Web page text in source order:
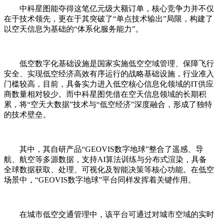
中科星图能夺得这笔亿元级大额订单，核心竞争力并不仅
在于技术领先，更在于其突破了“单点技术输出”局限，构建了
以空天信息为基础的“体系化服务能力”。
低空数字化基础设施是国家实施低空空域管理、保障飞行
安全、实现低空经济高效有序运行的战略基础设施，行业准入
门槛较高，目前，具备实力进入低空核心信息化领域的IT供应
商数量相对较少。而中科星图凭借在空天信息领域的长期积
累，将“空天大数据”技术与“低空经济”深度融合，形成了独特
的技术壁垒。
其中，其自研产品“GEOVIS数字地球”整合了遥感、导
航、航空等多源数据，支持AI算法训练与分布式渲染，具备
全球数据获取、处理、可视化及智能决策等核心功能。在低空
场景中，“GEOVIS数字地球”平台同样发挥着关键作用。
在城市低空交通管理中，该平台可通过对城市空域的实时